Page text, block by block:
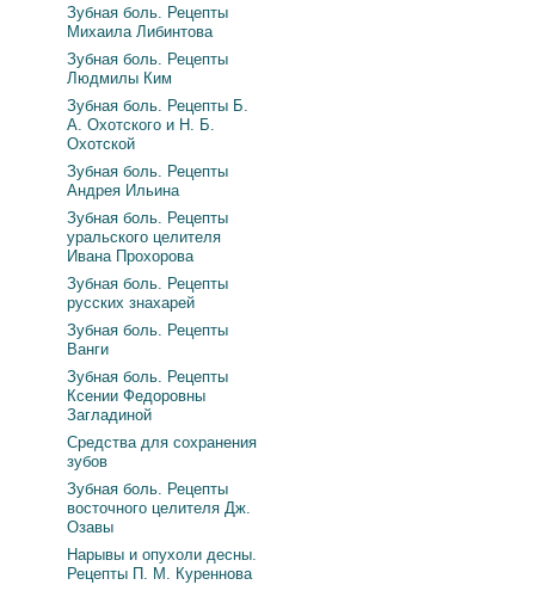
Зубная боль. Рецепты
Михаила Либинтова
Зубная боль. Рецепты
Людмилы Ким
Зубная боль. Рецепты Б.
А. Охотского и Н. Б.
Охотской
Зубная боль. Рецепты
Андрея Ильина
Зубная боль. Рецепты
уральского целителя
Ивана Прохорова
Зубная боль. Рецепты
русских знахарей
Зубная боль. Рецепты
Ванги
Зубная боль. Рецепты
Ксении Федоровны
Загладиной
Средства для сохранения
зубов
Зубная боль. Рецепты
восточного целителя Дж.
Озавы
Нарывы и опухоли десны.
Рецепты П. М. Куреннова